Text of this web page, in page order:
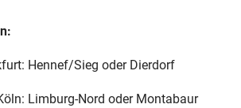
Hennef/Sieg oder Dierdorf
Limburg-Nord oder Montabaur